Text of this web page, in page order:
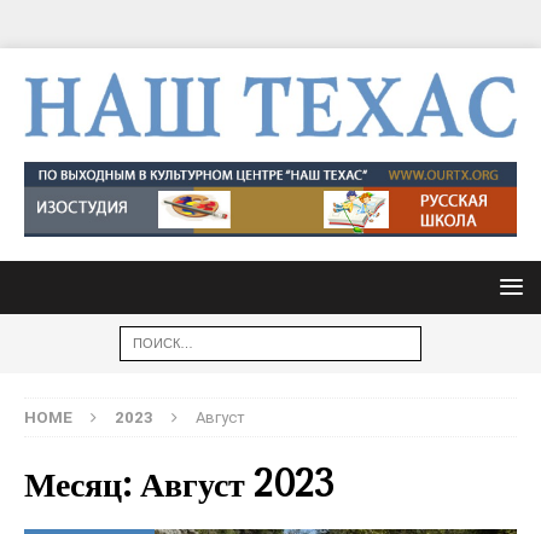
HOME 2023 Август
Месяц: Август 2023